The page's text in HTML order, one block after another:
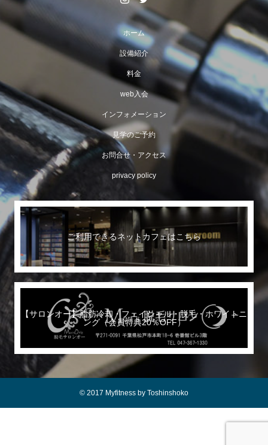
ホーム
設備紹介
料金
web入会
インフォメーション
見学のご予約
お問合せ・アクセス
privacy policy
ご利用できるネットカフェはこちら
【サロンオー】脂肪冷却・フェイシャル・脱毛・ホワイトニ
ング（会員特典20％OFF）
© 2017 Myfitness by Toshinshoko